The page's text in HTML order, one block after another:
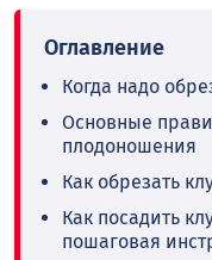
Когда надо
Основные
плодоношения
Как обрезать
Как посадить
пошаговая